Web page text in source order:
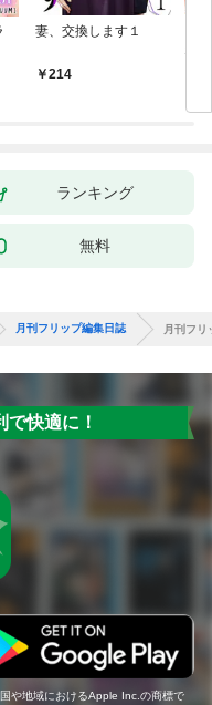
妻、交換します１
214
な
ランキング
無料
月刊フリップ編集日誌 月刊フ
快適に！
や地域におけるApple Inc.の商標で